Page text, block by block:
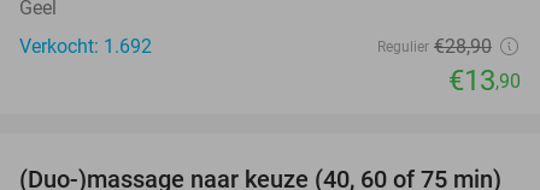
Geel
Verkocht: 1.692
Regulier €28,90
€13,90
(Duo-)massage naar keuze (40, 60 of 75 min)